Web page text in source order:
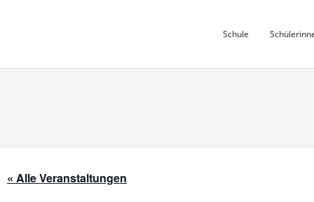
Schule
« Alle Veranstaltungen